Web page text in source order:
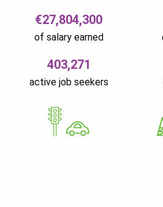
€27,804,300
of salary earned
403,271
active job seekers